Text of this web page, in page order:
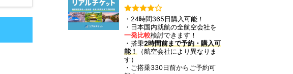
・24時間365日購入可能！
・日本国内就航の全航空会社を
一発比較検討できます！
・搭乗2時間前まで予約・購入可
能！ （航空会社により異なりま
す）
・ご搭乗330日前からご予約可